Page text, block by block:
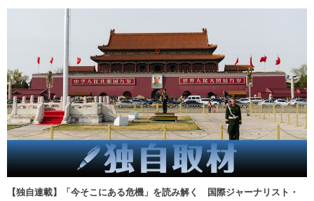
【独自連載】「今そこにある危機」を読み解く 国際ジャーナリスト・